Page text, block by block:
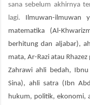
sana sebelum akhirnya
lagi. Ilmuwan-ilmuwan
matematika (Al-
berhitung dan aljabar),
mata, Ar-Razi atau
Zahrawi ahli bedah,
Sina), ahli satra (Ibn
hukum, politik, ekonomi,